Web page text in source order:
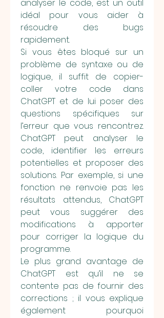
analyser le code, est un outil
idéal pour vous aider à
résoudre des bugs
rapidement.
Si vous êtes bloqué sur un
problème de syntaxe ou de
logique, il suffit de copier-
coller votre code dans
ChatGPT et de lui poser des
questions spécifiques sur
l’erreur que vous rencontrez.
ChatGPT peut analyser le
code, identifier les erreurs
potentielles et proposer des
solutions. Par exemple, si une
fonction ne renvoie pas les
résultats attendus, ChatGPT
peut vous suggérer des
modifications à apporter
pour corriger la logique du
programme.
Le plus grand avantage de
ChatGPT est qu’il ne se
contente pas de fournir des
corrections ; il vous explique
également pourquoi